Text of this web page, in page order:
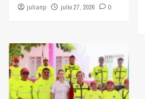
julianp julio 27, 2026 0